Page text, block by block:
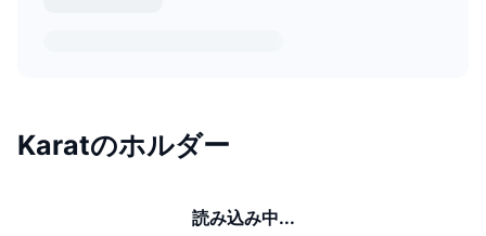
Karatのホルダー
読み込み中...